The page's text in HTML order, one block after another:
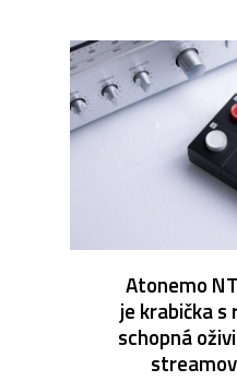
Atonemo
je krabička
schopná